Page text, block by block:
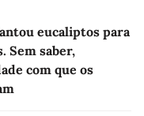
eucaliptos para
Sem saber,
com que os